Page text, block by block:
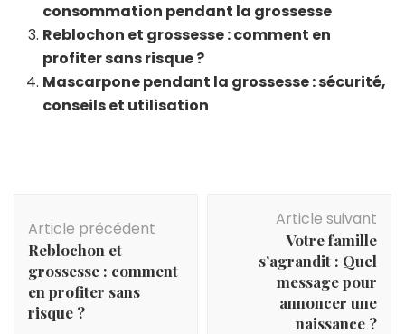
consommation pendant la grossesse
Reblochon et grossesse : comment en
profiter sans risque ?
Mascarpone pendant la grossesse : sécurité,
conseils et utilisation
d'article
Article précédent
Reblochon et
grossesse : comment
en profiter sans
risque ?
Article suivant
Votre famille
s’agrandit : Quel
message pour
annoncer une
naissance ?